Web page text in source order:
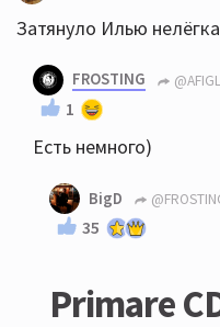
Затянуло Илью
FROSTING
1
Есть немного)
BigD
35
Primare